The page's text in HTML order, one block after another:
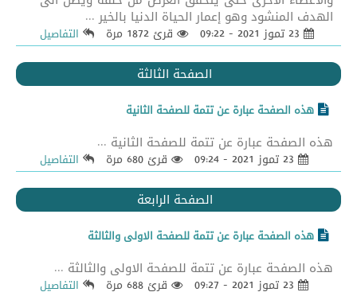
الهدف المنشود وهو إعمار الحياة الدنيا بالخير ...
قرئ 1872 مرة التفاصيل
الصفحة الثالثة
هذه الصفحة عبارة عن تتمة للصفحة الثانية
هذه الصفحة عبارة عن تتمة للصفحة الثانية ...
قرئ 680 مرة التفاصيل
الصفحة الرابعة
هذه الصفحة عبارة عن تتمة للصفحة الاولى والثالثة
هذه الصفحة عبارة عن تتمة للصفحة الاولى والثالثة ...
قرئ 688 مرة التفاصيل